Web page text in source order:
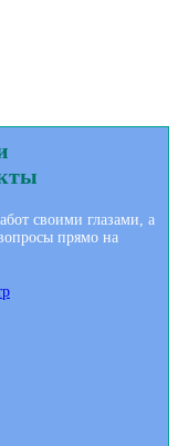
своими глазами, а
прямо на